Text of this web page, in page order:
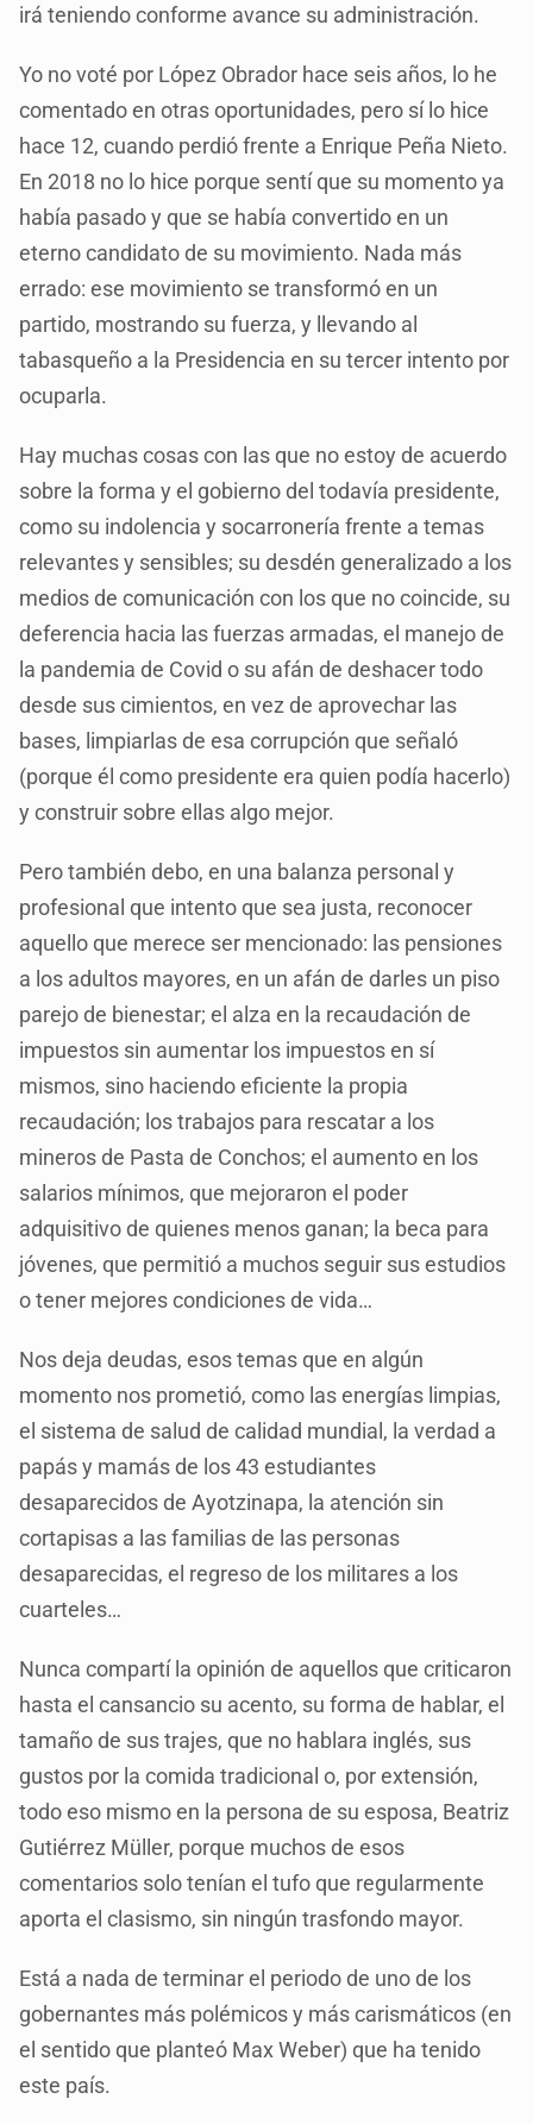
irá teniendo conforme avance su administración.
Yo no voté por López Obrador hace seis años, lo he
comentado en otras oportunidades, pero sí lo hice
hace 12, cuando perdió frente a Enrique Peña Nieto.
En 2018 no lo hice porque sentí que su momento ya
había pasado y que se había convertido en un
eterno candidato de su movimiento. Nada más
errado: ese movimiento se transformó en un
partido, mostrando su fuerza, y llevando al
tabasqueño a la Presidencia en su tercer intento por
ocuparla.
Hay muchas cosas con las que no estoy de acuerdo
sobre la forma y el gobierno del todavía presidente,
como su indolencia y socarronería frente a temas
relevantes y sensibles; su desdén generalizado a los
medios de comunicación con los que no coincide, su
deferencia hacia las fuerzas armadas, el manejo de
la pandemia de Covid o su afán de deshacer todo
desde sus cimientos, en vez de aprovechar las
bases, limpiarlas de esa corrupción que señaló
(porque él como presidente era quien podía hacerlo)
y construir sobre ellas algo mejor.
Pero también debo, en una balanza personal y
profesional que intento que sea justa, reconocer
aquello que merece ser mencionado: las pensiones
a los adultos mayores, en un afán de darles un piso
parejo de bienestar; el alza en la recaudación de
impuestos sin aumentar los impuestos en sí
mismos, sino haciendo eficiente la propia
recaudación; los trabajos para rescatar a los
mineros de Pasta de Conchos; el aumento en los
salarios mínimos, que mejoraron el poder
adquisitivo de quienes menos ganan; la beca para
jóvenes, que permitió a muchos seguir sus estudios
o tener mejores condiciones de vida…
Nos deja deudas, esos temas que en algún
momento nos prometió, como las energías limpias,
el sistema de salud de calidad mundial, la verdad a
papás y mamás de los 43 estudiantes
desaparecidos de Ayotzinapa, la atención sin
cortapisas a las familias de las personas
desaparecidas, el regreso de los militares a los
cuarteles…
Nunca compartí la opinión de aquellos que criticaron
hasta el cansancio su acento, su forma de hablar, el
tamaño de sus trajes, que no hablara inglés, sus
gustos por la comida tradicional o, por extensión,
todo eso mismo en la persona de su esposa, Beatriz
Gutiérrez Müller, porque muchos de esos
comentarios solo tenían el tufo que regularmente
aporta el clasismo, sin ningún trasfondo mayor.
Está a nada de terminar el periodo de uno de los
gobernantes más polémicos y más carismáticos (en
el sentido que planteó Max Weber) que ha tenido
este país.